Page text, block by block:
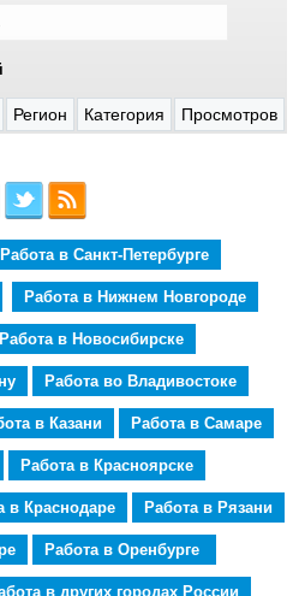
Регион Категория Просмотров
Работа в Санкт-Петербурге
Работа в Нижнем Новгороде
Работа в Новосибирске
Работа во Владивостоке
в Казани Работа в Самаре
Работа в Красноярске
в Краснодаре Работа в Рязани
Работа в Оренбурге
в других городах России